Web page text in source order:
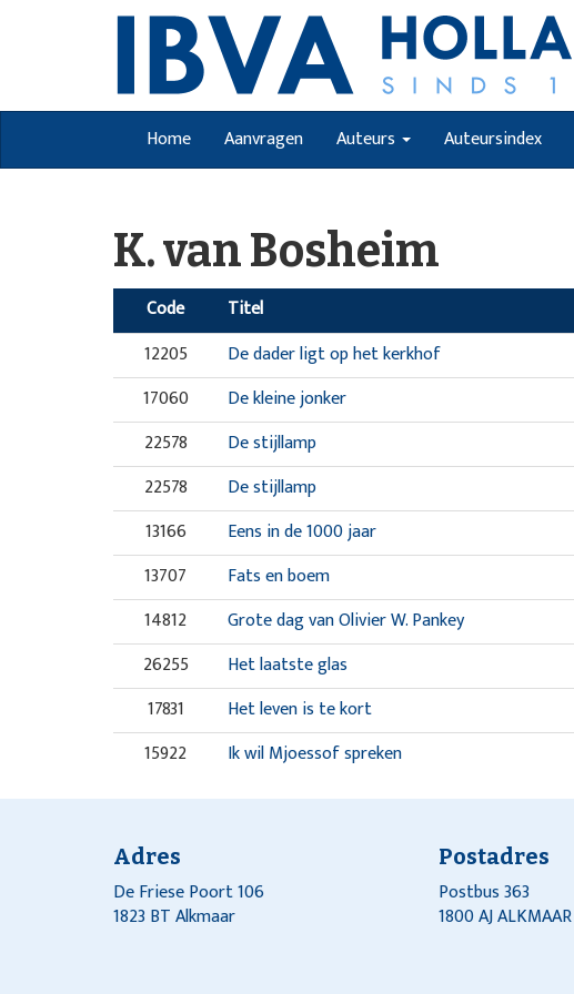
Home Aanvragen Auteurs Auteursindex
K. van Bosheim
Code Titel
12205
De dader ligt op het kerkhof
17060
De kleine jonker
22578
De stijllamp
22578
De stijllamp
13166
Eens in de 1000 jaar
13707
Fats en boem
14812
Grote dag van Olivier W. Pankey
26255
Het laatste glas
17831
Het leven is te kort
15922
Ik wil Mjoessof spreken
15922
Ik wil Mjoessof spreken
20338
Oscar
26227
Uw eigen mevrouw last
Adres
De Friese Poort 106
1823 BT Alkmaar
Postadres
Postbus 363
1800 AJ ALKMAAR